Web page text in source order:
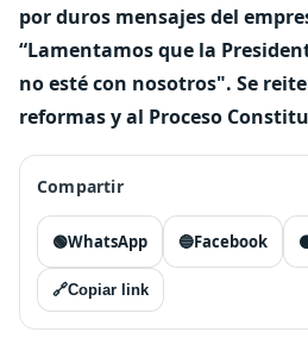
por duros mensajes del
“Lamentamos que la
no esté con nosotros". Se
reformas y al Proceso
Compartir
🟢WhatsApp 🔵Facebook
🔗Copiar link